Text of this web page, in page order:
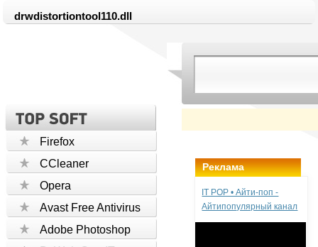
drwdistortiontool110.dll
Firefox
CCleaner
Opera
Avast Free Antivirus
Adobe Photoshop
Реклама
IT POP • Айти-поп -
Айтипопулярный канал